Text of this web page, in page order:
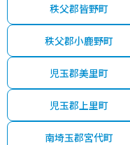
秩父郡皆野町
秩父郡小鹿野町
児玉郡美里町
児玉郡上里町
南埼玉郡宮代町